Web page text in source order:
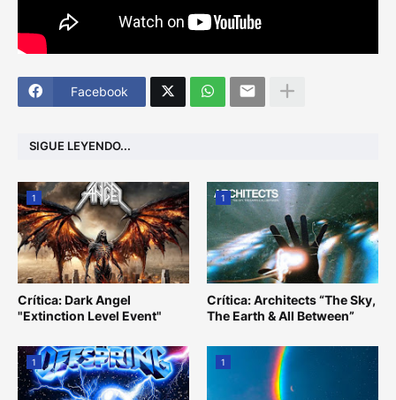
Facebook
SIGUE LEYENDO...
1
Crítica: Dark Angel
"Extinction Level Event"
1
Crítica: Architects “The Sky,
The Earth & All Between”
1 1